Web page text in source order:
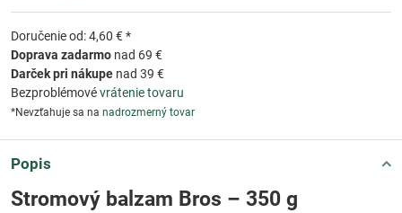
Doručenie od: 4,60 € *
Doprava zadarmo nad 69 €
Darček pri nákupe nad 39 €
Bezproblémovévrátenie tovaru
*Nevzťahuje sa na nadrozmerný tovar
Popis
Stromový balzam Bros – 350 g